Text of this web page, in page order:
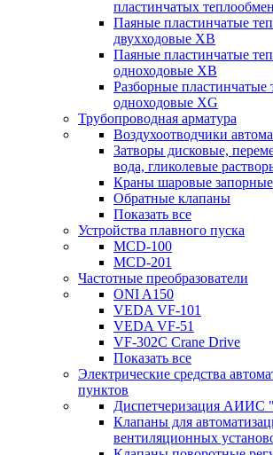
пластинчатых
Паяные пластинчатые
двухходовые XB
Паяные пластинчатые
одноходовые ХВ
Разборные пластинчатые
одноходовые ХG
Трубопроводная арматура
Воздухоотводчики
Затворы дисковые,
вода, гликолевые
Краны шаровые запорные
Обратные клапаны
Показать все
Устройства плавного пуска
MCD-100
MCD-201
Частотные преобразователи
ONI A150
VEDA VF-101
VEDA VF-51
VF-302C Crane Drive
Показать все
Электрические средства
пунктов
Диспетчеризация АИИС
Клапаны для
вентиляционных